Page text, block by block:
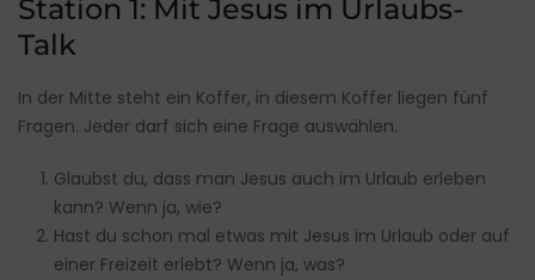
Station 1: Mit Jesus im Urlaubs-
Talk
In der Mitte steht ein Koffer, in diesem Koffer liegen fünf
Fragen. Jeder darf sich eine Frage auswählen.
Glaubst du, dass man Jesus auch im Urlaub erleben
kann? Wenn ja, wie?
Hast du schon mal etwas mit Jesus im Urlaub oder auf
einer Freizeit erlebt? Wenn ja, was?